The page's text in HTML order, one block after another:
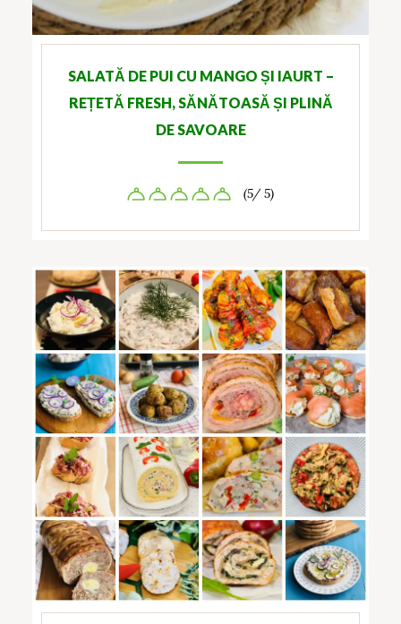
SALATĂ DE PUI CU MANGO ȘI IAURT –
REȚETĂ FRESH, SĂNĂTOASĂ ȘI PLINĂ
DE SAVOARE
(5/ 5)